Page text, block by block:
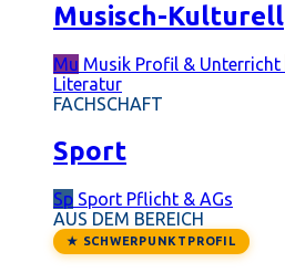
Musisch-Kulturell
Mu Musik Profil & Unterricht
Literatur
FACHSCHAFT
Sport
Sp Sport Pflicht & AGs
AUS DEM BEREICH
★ SCHWERPUNKTPROFIL